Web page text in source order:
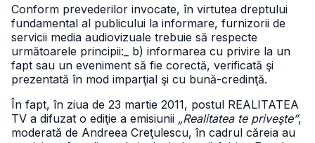
Conform prevederilor invocate, în virtutea dreptului
fundamental al publicului la informare, furnizorii de
servicii media audiovizuale trebuie să respecte
următoarele principii: _ b) informarea cu privire la un
fapt sau un eveniment să fie corectă, verificată şi
prezentată în mod imparţial şi cu bună-credinţă.
În fapt, în ziua de 23 martie 2011, postul REALITATEA
TV a difuzat o ediţie a emisiunii „Realitatea te priveşte”,
moderată de Andreea Creţulescu, în cadrul căreia au